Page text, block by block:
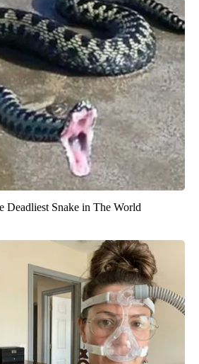
Deadliest Snake in The World